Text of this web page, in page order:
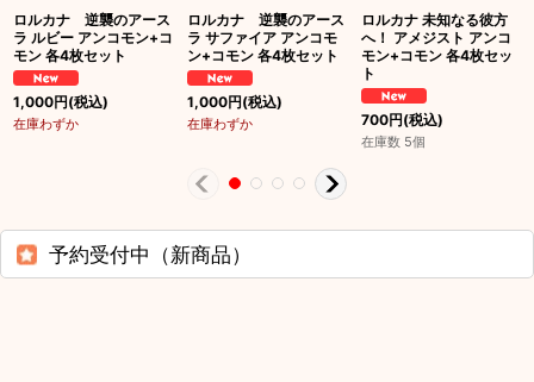
ロルカナ 逆襲のアース
ラ ルビー アンコモン+コ
モン 各4枚セット
1,000円(税込)
在庫わずか
ロルカナ 逆襲のアース
ラ サファイア アンコモ
ン+コモン 各4枚セット
1,000円(税込)
在庫わずか
ロルカナ 未知なる彼方
へ！ アメジスト アンコ
モン+コモン 各4枚セッ
ト
700円(税込)
在庫数 5個
予約受付中（新商品）